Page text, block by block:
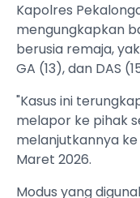
‎Kapolres
mengungkapkan
berusia remaja,
GA (13), dan DAS
‎"Kasus ini
melapor ke pihak
melanjutkannya ke
Maret 2026.
‎Modus yang